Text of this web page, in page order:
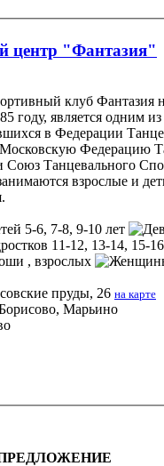
центр "Фантазия"
клуб Фантазия
году, является одним
в Федерации
Федерацию
Танцевального
взрослые и
5-6, 7-8, 9-10 лет
11-12, 13-14, 15-
, взрослых
пруды, 26 на карте
Марьино